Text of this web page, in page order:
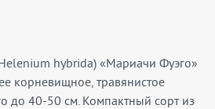
hybrida) «Мариачи Фуэго»
корневищное, травянистое
до 40-50 см. Компактный сорт из